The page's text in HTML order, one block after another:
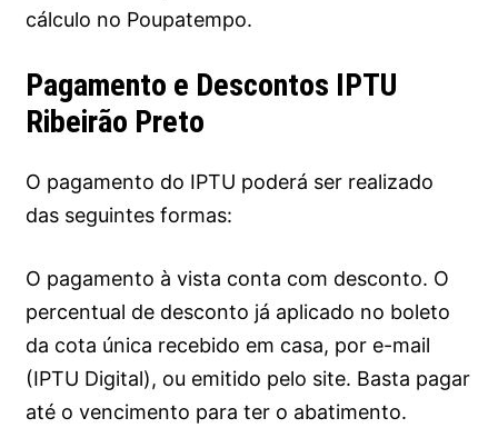
cálculo no Poupatempo.
Pagamento e Descontos IPTU
Ribeirão Preto
O pagamento do IPTU poderá ser realizado
das seguintes formas:
O pagamento à vista conta com desconto. O
percentual de desconto já aplicado no boleto
da cota única recebido em casa, por e-mail
(IPTU Digital), ou emitido pelo site. Basta pagar
até o vencimento para ter o abatimento.